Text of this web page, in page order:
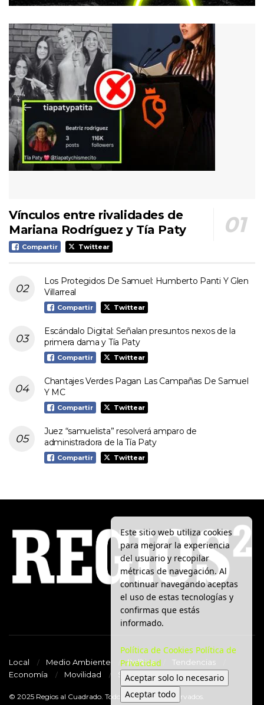
Vínculos entre rivalidades de
Mariana Rodríguez y Tía Paty
Compartir Twittear
Los Protegidos De Samuel: Humberto Panti Y Glen
Villarreal
Compartir Twittear
Escándalo Digital: Señalan presuntos nexos de la
primera dama y Tía Paty
Compartir Twittear
Chantajes Verdes Pagan Las Campañas De Samuel
Y MC
Compartir Twittear
Juez “samuelista” resolverá amparo de
administradora de la Tía Paty
Compartir Twittear
Local Medio Ambiente Política
Tendencias
Economía
Movilidad Seguridad
© 2025 Regios al Cuadrado. Todos los derechos reservados.
Este sitio web utiliza cookies
para mejorar la experiencia
del usuario y recopilar
métricas de navegación. Al
continuar navegando aceptas
el uso de estas tecnologías y
confirmas que estás
informado.
Política de Cookies Política de
Privacidad
Aceptar solo lo necesario
Aceptar todo